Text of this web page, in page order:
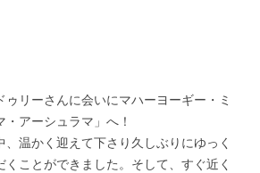
リーさんに会いにマハーヨーギー・ミ
アーシュラマ」へ！
温かく迎えて下さり久しぶりにゆっく
くことができました。そして、すぐ近く